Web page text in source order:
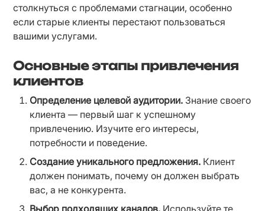
столкнуться с проблемами стагнации, особенно
если старые клиенты перестают пользоваться
вашими услугами.
Основные этапы привлечения
клиентов
Определение целевой аудитории. Знание своего
клиента — первый шаг к успешному
привлечению. Изучите его интересы,
потребности и поведение.
Создание уникального предложения. Клиент
должен понимать, почему он должен выбрать
вас, а не конкурента.
Выбор подходящих каналов. Используйте те